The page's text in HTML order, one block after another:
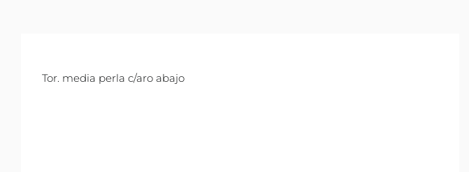
Tor. media perla c/aro abajo